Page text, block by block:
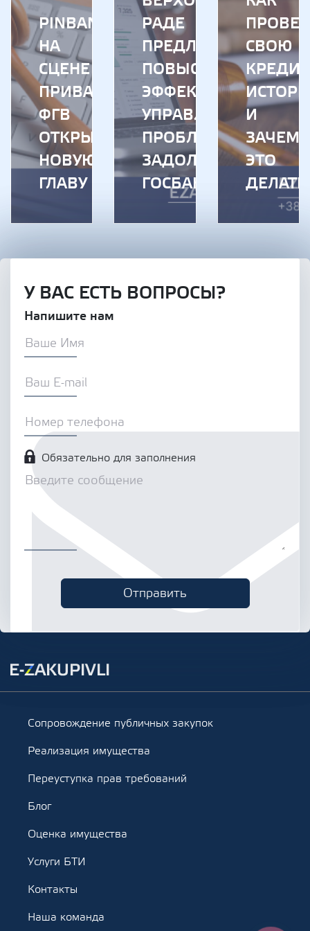
PINBANK
НА
СЦЕНЕ
ПРИВАТИЗАЦИИ:
ФГВ
ОТКРЫВАЕТ
НОВУЮ
ГЛАВУ
РАДЕ
ПРЕДЛАГАЮТ
ПОВЫСИТЬ
ЭФФЕКТИВНОСТЬ
УПРАВЛЕНИЯ
ПРОБЛЕМНОЙ
ЗАДОЛЖЕННОСТЬЮ
ГОСБАНКОВ
СВОЮ
И
ЗАЧЕМ
ЭТО
ДЕЛАТЬ
У ВАС ЕСТЬ ВОПРОСЫ?
Напишите нам
Обязательно для заполнения
Сопровождение публичных закупок
Реализация имущества
Переуступка прав требований
Блог
Оценка имущества
Услуги БТИ
Контакты
Наша команда